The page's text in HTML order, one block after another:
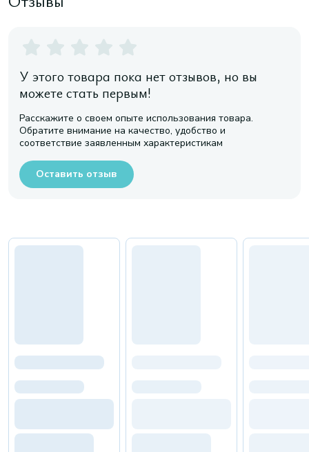
У этого товара пока нет отзывов, но вы
можете стать первым!
Расскажите о своем опыте использования товара.
Обратите внимание на качество, удобство и
соответствие заявленным характеристикам
Оставить отзыв